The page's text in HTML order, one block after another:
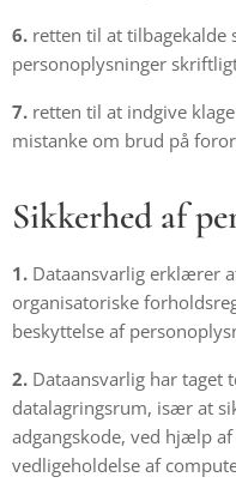
6. retten til at tilbagekalde
personoplysninger
7. retten til at indgive
mistanke om brud på
Sikkerhed af
1. Dataansvarlig erklærer
organisatoriske
beskyttelse af
2. Dataansvarlig har taget
datalagringsrum, især at
adgangskode, ved hjælp
vedligeholdelse af